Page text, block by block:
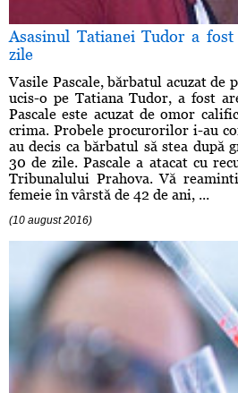
Asasinul Tatianei Tudor a
zile
Vasile Pascale, bărbatul acuzat de
ucis-o pe Tatiana Tudor, a fost
Pascale este acuzat de omor
crima. Probele procurorilor i-au
au decis ca bărbatul să stea după
30 de zile. Pascale a atacat cu
Tribunalului Prahova. Vă
femeie în vârstă de 42 de ani, ...
(10 august 2016)